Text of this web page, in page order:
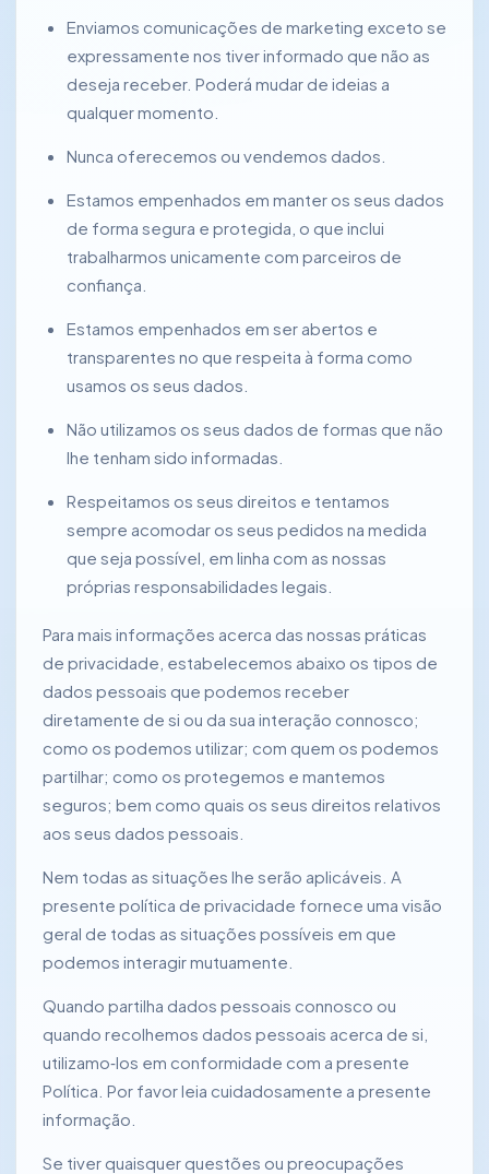
Enviamos comunicações de marketing exceto se
expressamente nos tiver informado que não as
deseja receber. Poderá mudar de ideias a
qualquer momento.
Nunca oferecemos ou vendemos dados.
Estamos empenhados em manter os seus dados
de forma segura e protegida, o que inclui
trabalharmos unicamente com parceiros de
confiança.
Estamos empenhados em ser abertos e
transparentes no que respeita à forma como
usamos os seus dados.
Não utilizamos os seus dados de formas que não
lhe tenham sido informadas.
Respeitamos os seus direitos e tentamos
sempre acomodar os seus pedidos na medida
que seja possível, em linha com as nossas
próprias responsabilidades legais.
Para mais informações acerca das nossas práticas
de privacidade, estabelecemos abaixo os tipos de
dados pessoais que podemos receber
diretamente de si ou da sua interação connosco;
como os podemos utilizar; com quem os podemos
partilhar; como os protegemos e mantemos
seguros; bem como quais os seus direitos relativos
aos seus dados pessoais.
Nem todas as situações lhe serão aplicáveis. A
presente política de privacidade fornece uma visão
geral de todas as situações possíveis em que
podemos interagir mutuamente.
Quando partilha dados pessoais connosco ou
quando recolhemos dados pessoais acerca de si,
utilizamo‑los em conformidade com a presente
Política. Por favor leia cuidadosamente a presente
informação.
Se tiver quaisquer questões ou preocupações